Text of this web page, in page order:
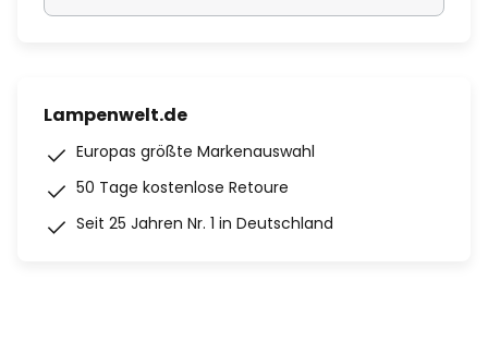
Lampenwelt.de
Europas größte Markenauswahl
50 Tage kostenlose Retoure
Seit 25 Jahren Nr. 1 in Deutschland